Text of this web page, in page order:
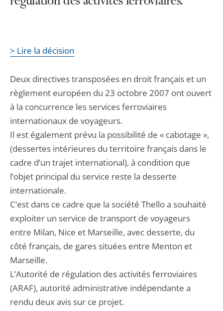
> Lire la décision
Deux directives transposées en droit français et un
règlement européen du 23 octobre 2007 ont ouvert
à la concurrence les services ferroviaires
internationaux de voyageurs.
Il est également prévu la possibilité de « cabotage »,
(dessertes intérieures du territoire français dans le
cadre d’un trajet international), à condition que
l’objet principal du service reste la desserte
internationale.
C’est dans ce cadre que la société Thello a souhaité
exploiter un service de transport de voyageurs
entre Milan, Nice et Marseille, avec desserte, du
côté français, de gares situées entre Menton et
Marseille.
L’Autorité de régulation des activités ferroviaires
(ARAF), autorité administrative indépendante a
rendu deux avis sur ce projet.